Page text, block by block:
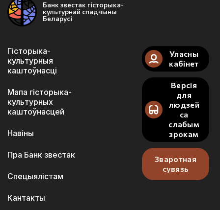
Банк звестак гісторыка-
культурнай спадчыны
Беларусі
Гісторыка-
культурныя
каштоўнасці
Мапа гісторыка-
культурных
каштоўнасцей
Навіны
Пра Банк звестак
Спецыялістам
Кантакты
Уласны
кабінет
Версія
для
людзей
са
слабым
зрокам
Зваротная
сувязь